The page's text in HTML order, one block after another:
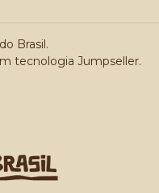
Brasil.
tecnologia Jumpseller.